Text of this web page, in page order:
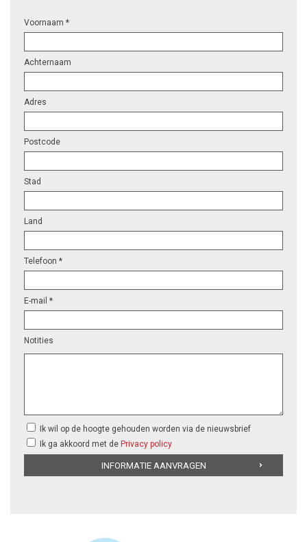
Voornaam *
Achternaam
Adres
Postcode
Stad
Land
Telefoon *
E-mail *
Notities
Ik wil op de hoogte gehouden worden via de nieuwsbrief
Ik ga akkoord met de Privacy policy